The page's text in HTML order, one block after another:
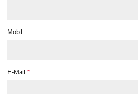
Mobil
E-Mail *